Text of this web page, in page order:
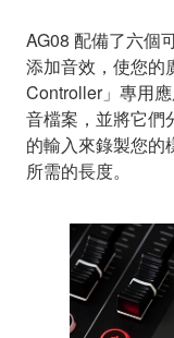
AG08 配備了六個
添加音效，使您的
Controller」專用
音檔案，並將它們
的輸入來錄製您的
所需的長度。